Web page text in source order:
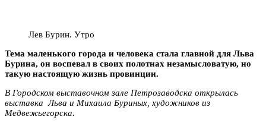
Лев Бурин. Утро
Тема маленького города и человека стала главной для Льва
Бурина, он воспевал в своих полотнах незамысловатую, но
такую настоящую жизнь провинции.
В Городском выставочном зале Петрозаводска открылась
выставка Льва и Михаила Буриных, художников из
Медвежьегорска.